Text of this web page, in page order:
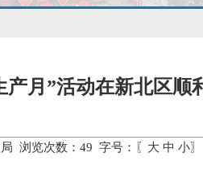
产月”活动在新北区顺
浏览次数： 49 字号：〖 大 中 小〗